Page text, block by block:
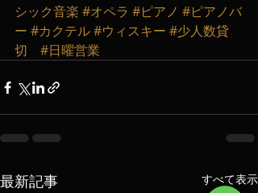
シック音楽 #オペラ #ピアノ #ピアノバ
ー #カクテル#ウィスキー #少人数貸
切
#日曜営業
最新記事 すべて表示